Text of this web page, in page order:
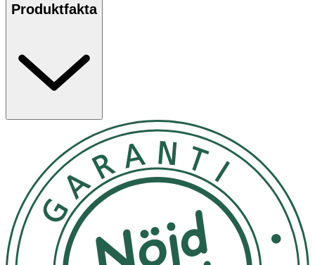
Produktfakta